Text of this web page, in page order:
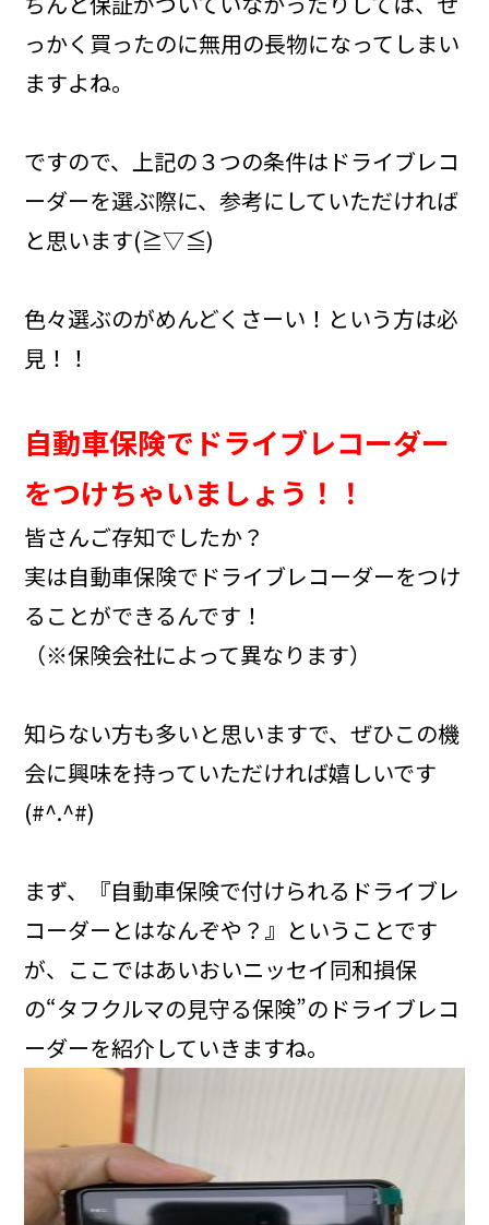
っかく買ったのに無用の長物になってしまい
ますよね。
ですので、上記の３つの条件はドライブレコ
ーダーを選ぶ際に、参考にしていただければ
と思います(≧▽≦)
色々選ぶのがめんどくさーい！という方は必
見！！
自動車保険でドライブレコーダー
をつけちゃいましょう！！
皆さんご存知でしたか？
実は自動車保険でドライブレコーダーをつけ
ることができるんです！
（※保険会社によって異なります）
知らない方も多いと思いますで、ぜひこの機
会に興味を持っていただければ嬉しいです
(#^.^#)
まず、『自動車保険で付けられるドライブレ
コーダーとはなんぞや？』ということです
が、ここではあいおいニッセイ同和損保
の“タフクルマの見守る保険”のドライブレコ
ーダーを紹介していきますね。